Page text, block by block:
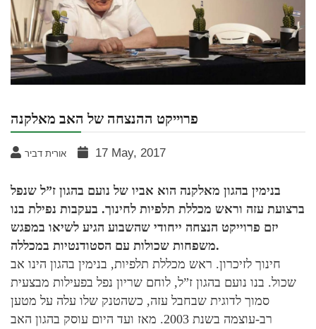
פרוייקט ההנצחה של האב מאלקנה
אורית דביר 17 May, 2017
בנימין בהגון מאלקנה הוא אביו של נועם בהגון ז”ל שנפל
ברצועת עזה וראש מכללת תלפיות לחינוך. בעקבות נפילת בנו
יזם פרוייקט הנצחה ייחודי שהשבוע הגיע לשיאו במפגש
משפחות שכולות עם הסטודנטיות במכללה.
חינוך לזיכרון. ראש מכללת תלפיות, בנימין בהגון הינו אב
שכול. בנו נועם בהגון ז”ל, לוחם שריון נפל בפעילות מבצעית
סמוך לדוגית שבחבל עזה, כשהטנק שלו עלה על מטען
רב-עוצמה בשנת 2003. מאז ועד היום עוסק בהגון האב